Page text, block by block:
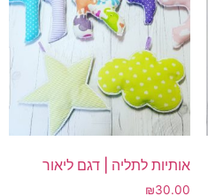
אותיות לתליה | דגם ליאור
₪30.00